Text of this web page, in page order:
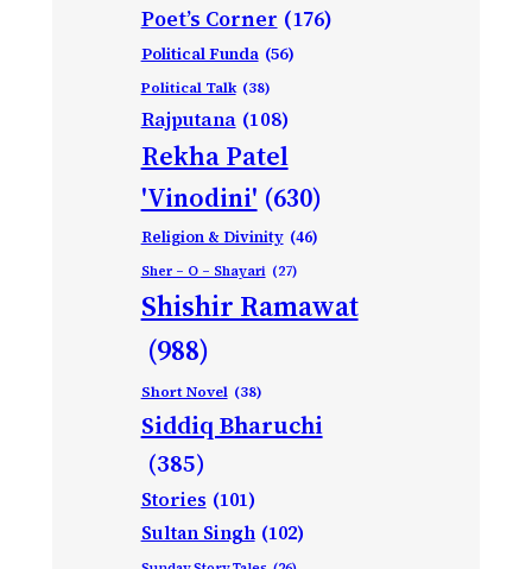
Poet’s Corner (176)
Political Funda (56)
Political Talk (38)
Rajputana (108)
Rekha Patel
'Vinodini' (630)
Religion & Divinity (46)
Sher – O – Shayari (27)
Shishir Ramawat
(988)
Short Novel (38)
Siddiq Bharuchi
(385)
Stories (101)
Sultan Singh (102)